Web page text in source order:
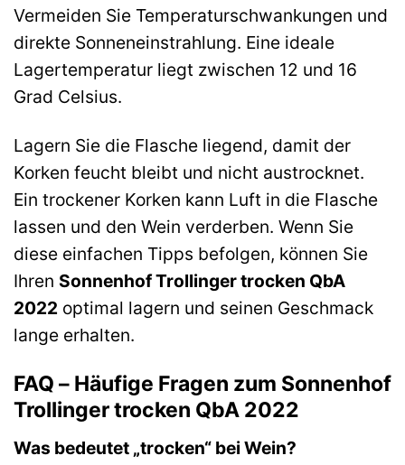
Vermeiden Sie Temperaturschwankungen und
direkte Sonneneinstrahlung. Eine ideale
Lagertemperatur liegt zwischen 12 und 16
Grad Celsius.
Lagern Sie die Flasche liegend, damit der
Korken feucht bleibt und nicht austrocknet.
Ein trockener Korken kann Luft in die Flasche
lassen und den Wein verderben. Wenn Sie
diese einfachen Tipps befolgen, können Sie
Ihren Sonnenhof Trollinger trocken QbA
2022 optimal lagern und seinen Geschmack
lange erhalten.
FAQ – Häufige Fragen zum Sonnenhof
Trollinger trocken QbA 2022
Was bedeutet „trocken“ bei Wein?